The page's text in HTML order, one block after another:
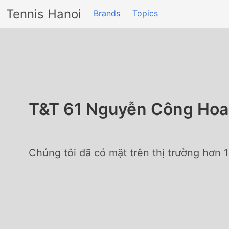
Tennis Hanoi Brands Topics
T&T 61 Nguyễn Công
Chúng tôi đã có mặt trên thị trường hơn